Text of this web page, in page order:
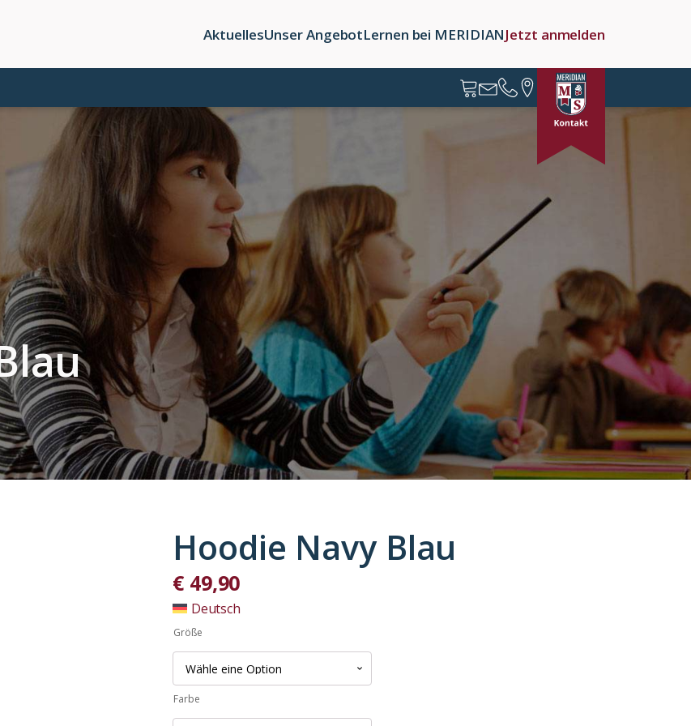
AktuellesUnser AngebotLernen bei MERIDIANJetzt anmelden
Hoodie Navy Blau
€49,90
Deutsch
Größe
Farbe